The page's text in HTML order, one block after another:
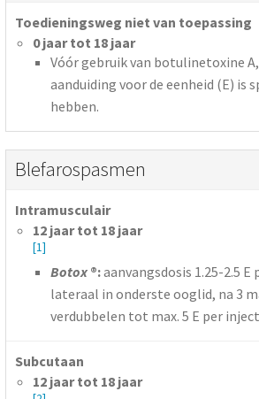
Toedieningsweg niet van toepassing
0 jaar tot 18 jaar
Vóór gebruik van botulinetoxine
aanduiding voor de eenheid (E) is
hebben.
Blefarospasmen
Intramusculair
12 jaar tot 18 jaar
[1]
Botox®:aanvangsdosis 1.25-2.5
lateraal in onderste ooglid, na 3
verdubbelen tot max. 5 E per
Subcutaan
12 jaar tot 18 jaar